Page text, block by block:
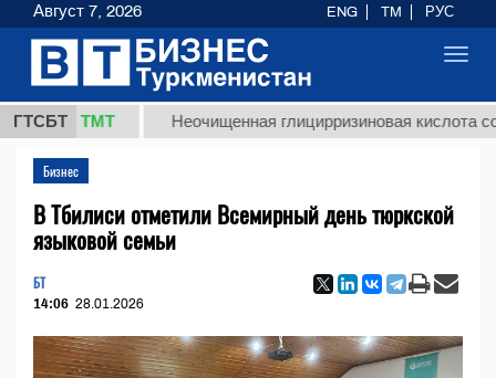
ГТСБТ
ТМТ Неочищенная глицирризиновая кислота
Бизнес
В Тбилиси отметили Всемирный день тюркской
языковой семьи
БТ
14:06 28.01.2026
Август 7, 2026 ENG TM РУС